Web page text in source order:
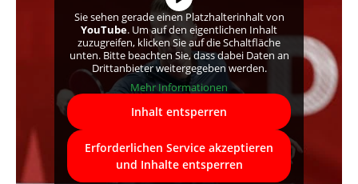
Sie sehen gerade einen Platzhalterinhalt von
YouTube. Um auf den eigentlichen Inhalt
zuzugreifen, klicken Sie auf die Schaltfläche
unten. Bitte beachten Sie, dass dabei Daten an
Drittanbieter weitergegeben werden.
Mehr Informationen
Inhalt entsperren
Erforderlichen Service akzeptieren
und Inhalte entsperren